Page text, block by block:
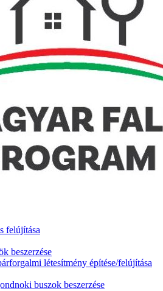
felújítása
beszerzése
létesítmény építése/felújítása
buszok beszerzése